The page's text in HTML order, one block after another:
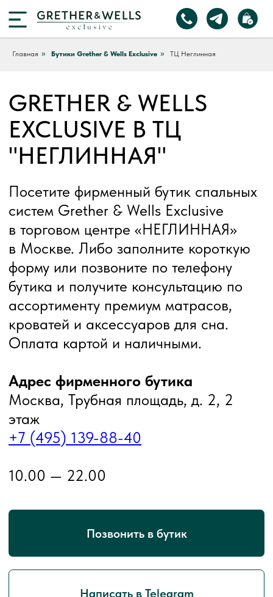
Главная » Бутики Grether & Wells Exclusive » ТЦ Неглинная
EXCLUSIVE В ТЦ
"НЕГЛИННАЯ"
Посетите фирменный бутик спальных
систем Grether & Wells Exclusive
в торговом центре «НЕГЛИННАЯ»
форму или позвоните по телефону
бутика и получите консультацию по
ассортименту премиум матрасов,
кроватей и аксессуаров для сна.
Оплата картой и наличными.
Адрес фирменного бутика
Москва, Трубная площадь, д. 2, 2
этаж
+7 (495) 139-88-40
10.00 — 22.00
Позвонить в бутик
консультацию по выбору товаров и расчет
о скидках и предложениях месяца.
НУЖНА